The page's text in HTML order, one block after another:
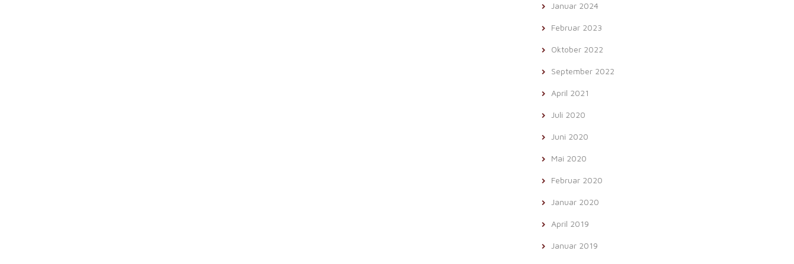
Januar 2024
Februar 2023
Oktober 2022
September 2022
April 2021
Juli 2020
Juni 2020
Mai 2020
Februar 2020
Januar 2020
April 2019
Januar 2019